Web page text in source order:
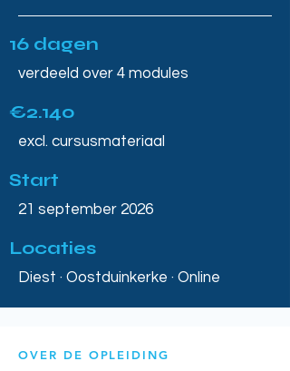
16 dagen
verdeeld over 4 modules
€2.140
excl. cursusmateriaal
Start
21 september 2026
Locaties
Diest · Oostduinkerke · Online
OVER DE OPLEIDING